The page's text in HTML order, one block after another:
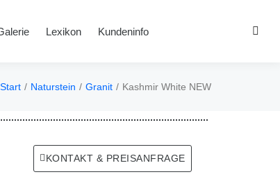
Lexikon Kundeninfo
Sie befinden sich hier:
Start Naturstein Granit Kashmir White NEW
KONTAKT & PREISANFRAGE